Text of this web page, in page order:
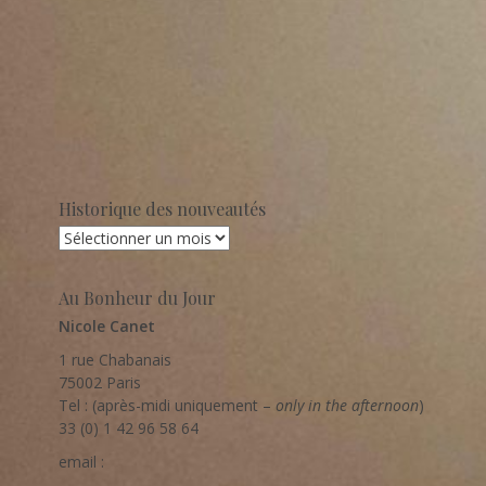
Historique des nouveautés
Historique
Au Bonheur du Jour
Nicole Canet
1 rue Chabanais
75002 Paris
Tel : (après-midi uniquement – only in the afternoon)
33 (0) 1 42 96 58 64
email :